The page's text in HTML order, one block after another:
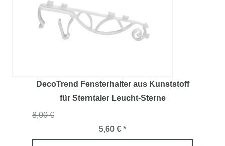
DecoTrend Fensterhalter aus Kunststoff
für Sterntaler Leucht-Sterne
8,00 €
5,60 € *